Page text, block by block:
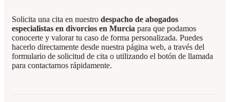
Solicita una cita en nuestro despacho de abogados
especialistas en divorcios en Murcia para que podamos
conocerte y valorar tu caso de forma personalizada. Puedes
hacerlo directamente desde nuestra página web, a través del
formulario de solicitud de cita o utilizando el botón de llamada
para contactarnos rápidamente.